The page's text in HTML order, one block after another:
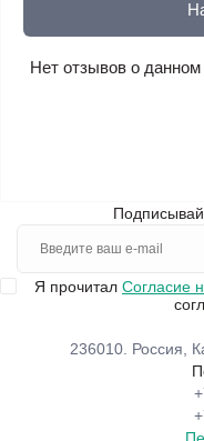
Нет отзывов о
Я прочитал Согласие
236010. Россия,